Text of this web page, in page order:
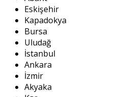
Eskişehir
Kapadokya
Bursa
Uludağ
İstanbul
Ankara
İzmir
Akyaka